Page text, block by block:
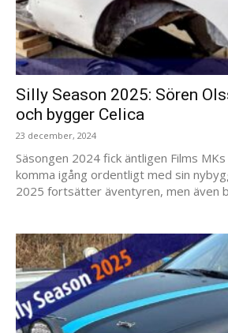
Silly Season 2025: Sören
och bygger Celica
23 december, 2024
Säsongen 2024 fick äntligen Films
komma igång ordentligt med sin
2025 fortsätter äventyren, men även